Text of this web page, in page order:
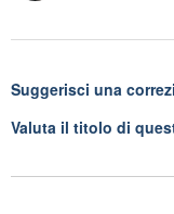
Suggerisci una
Valuta il titolo di